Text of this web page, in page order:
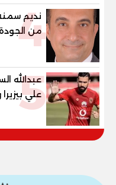
4
نديم
من
مصر"
5
عبدالله
علي بيزيرا